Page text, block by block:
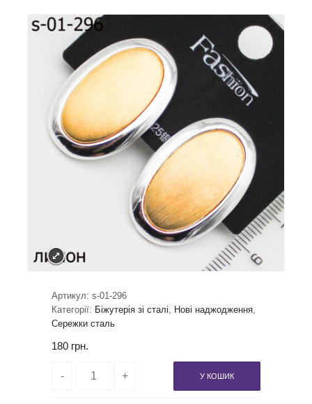
Артикул: s-01-296
Категорії: Біжутерія зі сталі, Нові наджодження,
Сережки сталь
180 грн.
У КОШИК